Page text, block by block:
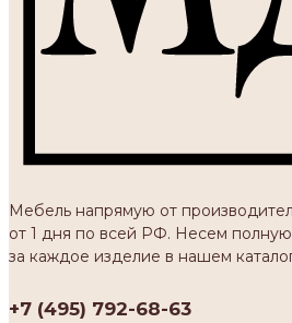
Мебель напрямую от
от 1 дня по всей РФ. Несем полную
за каждое изделие в нашем
+7 (495) 792-68-63